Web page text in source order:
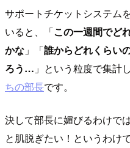
サポートチケットシステム
いると、「この一週間でど
かな 」「誰からどれくらい
ろう… 」という粒度で集計
ちの部長です。
決して部長に媚びるわけで
と肌脱ぎたい！というわけ